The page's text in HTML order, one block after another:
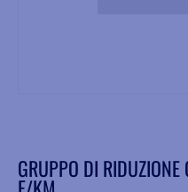
GRUPPO DI